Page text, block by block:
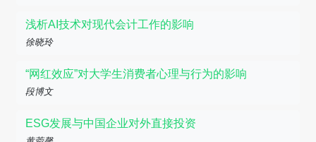
浅析AI技术对现代会计工作的影响
徐晓玲
“网红效应”对大学生消费者心理与行为的影响
段博文
ESG发展与中国企业对外直接投资